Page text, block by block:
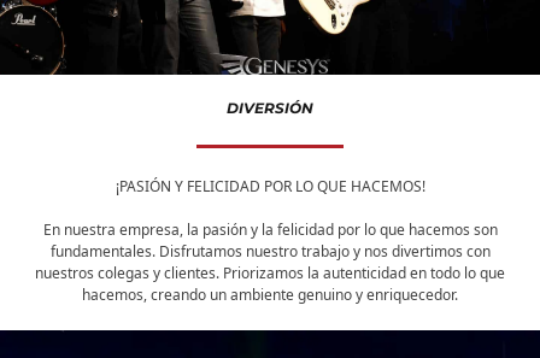
DIVERSIÓN
¡PASIÓN Y FELICIDAD POR LO QUE HACEMOS!
En nuestra empresa, la pasión y la felicidad por lo que hacemos son
fundamentales. Disfrutamos nuestro trabajo y nos divertimos con
nuestros colegas y clientes. Priorizamos la autenticidad en todo lo que
hacemos, creando un ambiente genuino y enriquecedor.